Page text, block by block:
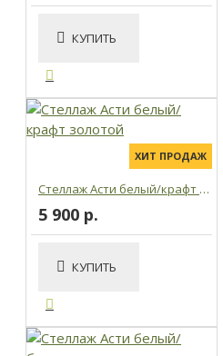
КУПИТЬ
ХИТ ПРОДАЖ
Стеллаж Асти белый/крафт золотой
5 900 р.
КУПИТЬ